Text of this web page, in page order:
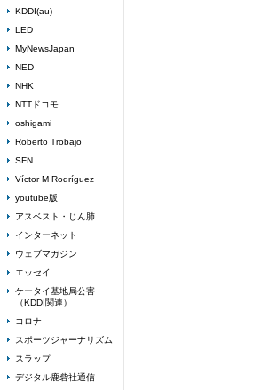
KDDI(au)
LED
MyNewsJapan
NED
NHK
NTTドコモ
oshigami
Roberto Trobajo
SFN
Víctor M Rodríguez
youtube版
アスベスト・じん肺
インターネット
ウェブマガジン
エッセイ
ケータイ基地局公害
（KDDI関連）
コロナ
スポーツジャーナリズム
スラップ
デジタル鹿砦社通信